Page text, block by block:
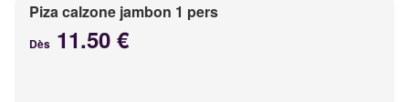
Piza calzone jambon 1 pers
Dès 11.50 €